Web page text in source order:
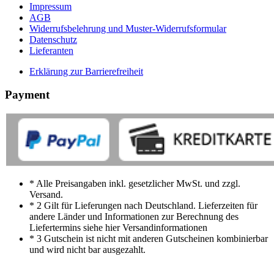
Impressum
AGB
Widerrufsbelehrung und Muster-Widerrufsformular
Datenschutz
Lieferanten
Erklärung zur Barrierefreiheit
Payment
* Alle Preisangaben inkl. gesetzlicher MwSt. und zzgl.
Versand.
* 2 Gilt für Lieferungen nach Deutschland. Lieferzeiten für
andere Länder und Informationen zur Berechnung des
Liefertermins siehe hier Versandinformationen
* 3 Gutschein ist nicht mit anderen Gutscheinen kombinierbar
und wird nicht bar ausgezahlt.